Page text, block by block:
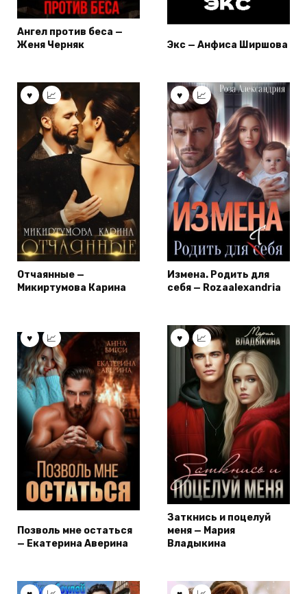
Ангел против беса —
Женя Черняк
Экс — Анфиса Ширшова
Отчаянные —
Микиртумова Карина
Измена. Родить для
себя — Rozaalexandria
Позволь мне остаться
— Екатерина Аверина
Заткнись и поцелуй
меня — Мария
Владыкина